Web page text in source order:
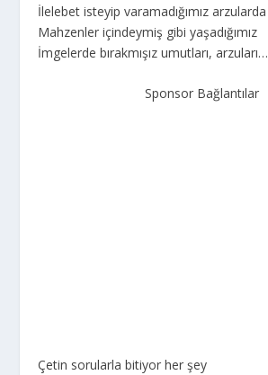
İlelebet isteyip varamadığımız arzularda
Mahzenler içindeymiş gibi yaşadığımız
İmgelerde bırakmışız umutları, arzuları…
Sponsor Bağlantılar
Çetin sorularla bitiyor her şey